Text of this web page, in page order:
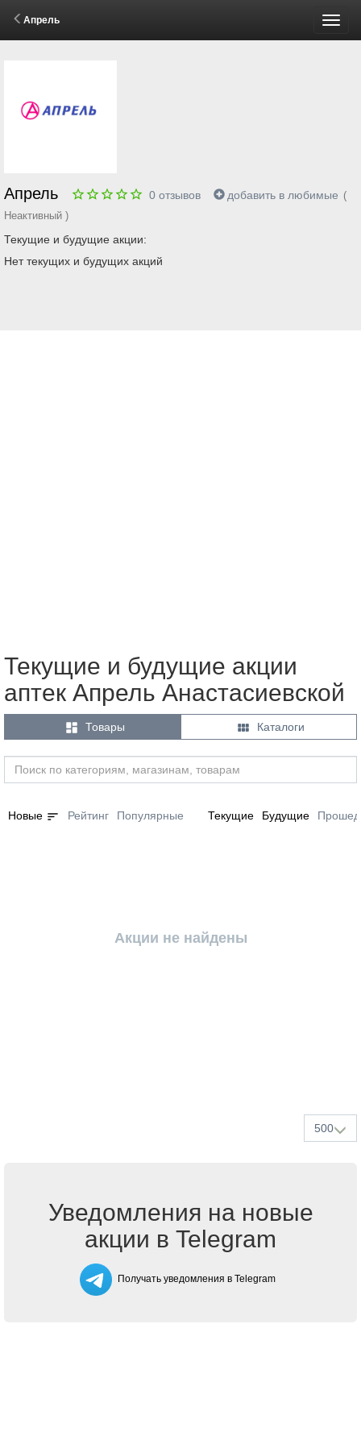
Апрель
Апрель 0 отзывов добавить в любимые (
Неактивный )
Текущие и будущие акции:
Нет текущих и будущих акций
Текущие и будущие акции
аптек Апрель Анастасиевской
 Товары  Каталоги
Новые sort Рейтинг Популярные Текущие Будущие
Акции не найдены
500
Уведомления на новые
акции в Telegram
Получать уведомления в Telegram